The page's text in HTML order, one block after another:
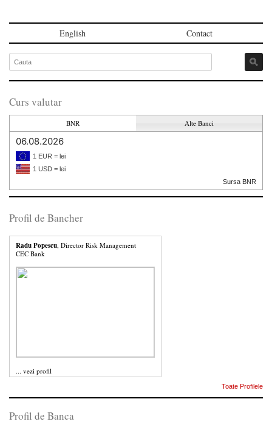
English Contact
Curs valutar
BNR Alte Banci
06.08.2026
1 EUR = lei
1 USD = lei
Sursa BNR
Profil de Bancher
Radu Popescu, Director Risk Management
CEC Bank
... vezi profil
Toate Profilele
Profil de Banca